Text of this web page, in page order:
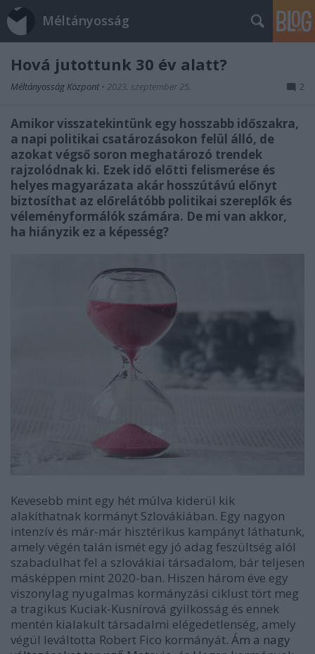
Méltányosság
Hová jutottunk 30 év alatt?
Méltányosság Központ • 2023. szeptember 25. 2
Amikor visszatekintünk egy hosszabb időszakra,
a napi politikai csatározásokon felül álló, de
azokat végső soron meghatározó trendek
rajzolódnak ki. Ezek idő előtti felismerése és
helyes magyarázata akár hosszútávú előnyt
biztosíthat az előrelátóbb politikai szereplők és
véleményformálók számára. De mi van akkor,
ha hiányzik ez a képesség?
Kevesebb mint egy hét múlva kiderül kik
alakíthatnak kormányt Szlovákiában. Egy nagyon
intenzív és már-már hisztérikus kampányt láthatunk,
amely végén talán ismét egy jó adag feszültség alól
szabadulhat fel a szlovákiai társadalom, bár teljesen
másképpen mint 2020-ban. Hiszen három éve egy
viszonylag nyugalmas kormányzási ciklust tört meg
a tragikus Kuciak-Kusnírová gyilkosság és ennek
mentén kialakult társadalmi elégedetlenség, amely
végül leváltotta Robert Fico kormányát. Ám a nagy